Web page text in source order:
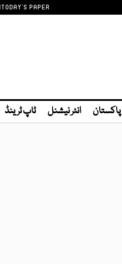
TODAY'S PAPER
پاکستان انٹر نیشنل ٹاپ ٹرینڈ